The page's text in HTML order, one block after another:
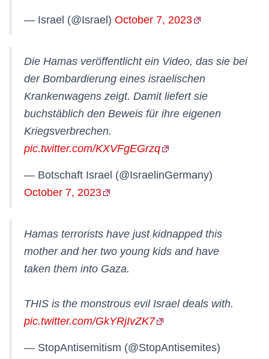
— Israel (@Israel) October 7, 2023
Die Hamas veröffentlicht ein Video, das sie bei
der Bombardierung eines israelischen
Krankenwagens zeigt. Damit liefert sie
buchstäblich den Beweis für ihre eigenen
Kriegsverbrechen.
pic.twitter.com/KXVFgEGrzq
— Botschaft Israel (@IsraelinGermany)
October 7, 2023
Hamas terrorists have just kidnapped this
mother and her two young kids and have
taken them into Gaza.
THIS is the monstrous evil Israel deals with.
pic.twitter.com/GkYRjIvZK7
— StopAntisemitism (@StopAntisemites)